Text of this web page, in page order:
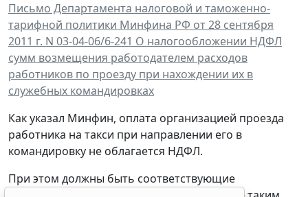
Письмо Департамента налоговой и таможенно-
тарифной политики Минфина РФ от 28 сентября
2011 г. N 03-04-06/6-241 О налогообложении НДФЛ
сумм возмещения работодателем расходов
работников по проезду при нахождении их в
служебных командировках
Как указал Минфин, оплата организацией проезда
работника на такси при направлении его в
командировку не облагается НДФЛ.
При этом должны быть соответствующие